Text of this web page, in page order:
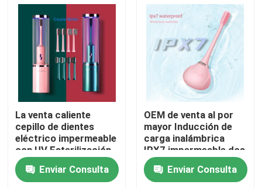
En casa
Productos
Los vídeos
La venta caliente
cepillo de dientes
eléctrico impermeable
con UV Esterilización
cepillo de dientes con
Sonic totalmente
automático DuPont
Enviar Consulta
OEM de venta al por
mayor Inducción de
carga inalámbrica
IPX7 impermeable dos
etapas cabeza del
cepillo de dientes
eléctrico
Enviar Consulta